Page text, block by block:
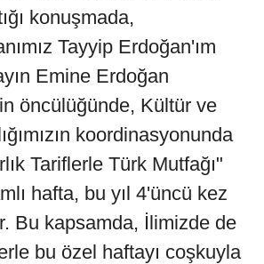
konuşmada,
Tayyip Erdoğan'ım
Emine Erdoğan
öncülüğünde, Kültür ve
koordinasyonunda
Tariflerle Türk Mutfağı"
hafta, bu yıl 4'üncü kez
Bu kapsamda, İlimizde de
bu özel haftayı coşkuyla